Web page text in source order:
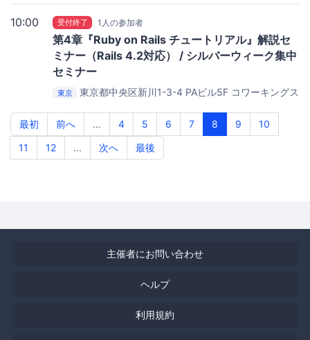
10:00 受付終了 1人の参加者
第4章『Ruby on Rails チュートリアル』解説セ
ミナー（Rails 4.2対応） / シルバーウィーク集中
セミナー
東京 東京都中央区新川1-3-4 PAビル5F コワーキングス
最初
前へ ... 4 5 6 7 8 9
10
11
12 ... 次へ 最後
主催者にお問い合わせ
ヘルプ
利用規約